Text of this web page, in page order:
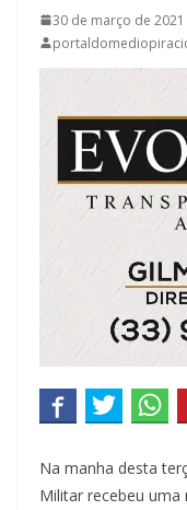
30 de março de 2021
Na manha desta
Militar recebeu uma